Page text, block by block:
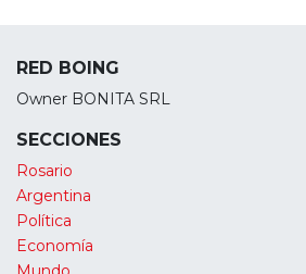
RED BOING
Owner BONITA SRL
SECCIONES
Rosario
Argentina
Política
Economía